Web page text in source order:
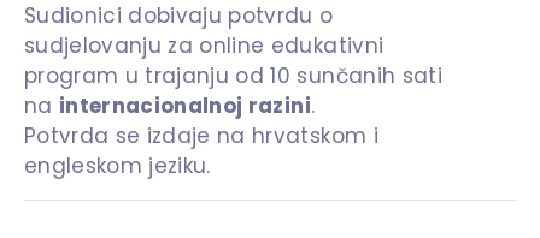
Sudionici dobivaju potvrdu o
sudjelovanju za online edukativni
program u trajanju od 10 sunčanih sati
na internacionalnoj razini.
Potvrda se izdaje na hrvatskom i
engleskom jeziku.